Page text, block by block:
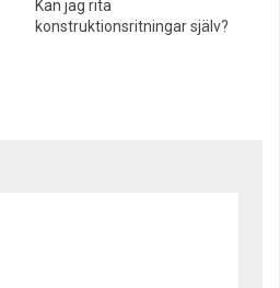
Kan jag rita
konstruktionsritningar själv?